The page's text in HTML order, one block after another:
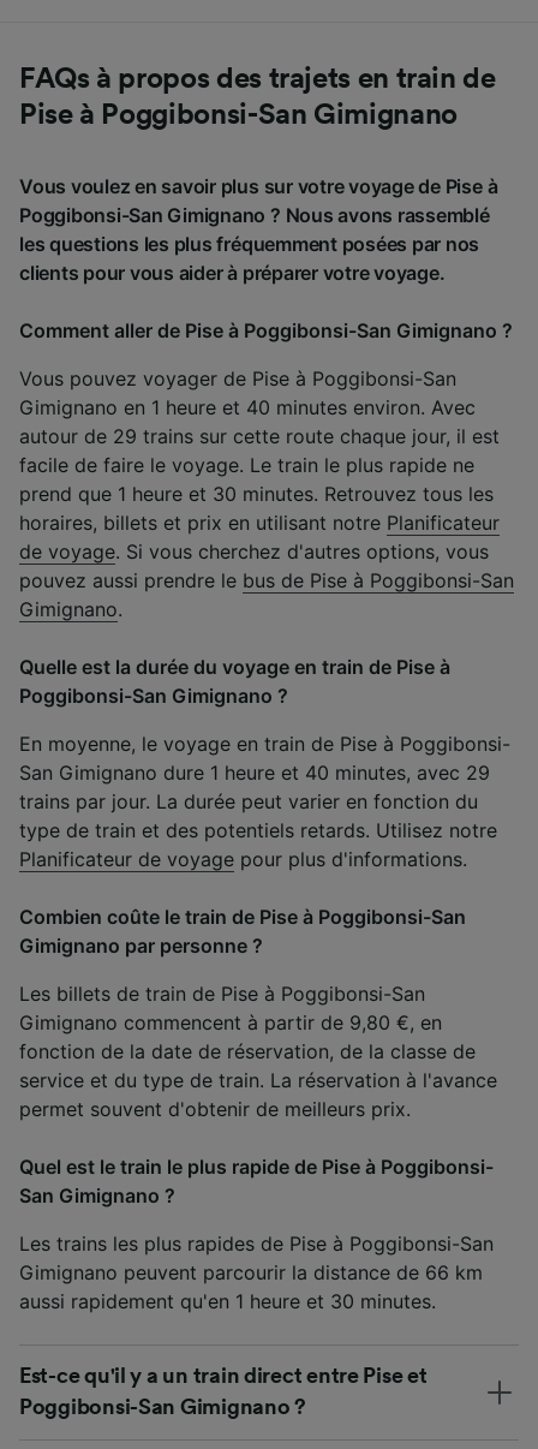
FAQs à propos des trajets en train de
Pise à Poggibonsi-San Gimignano
Vous voulez en savoir plus sur votre voyage de Pise à
Poggibonsi-San Gimignano ? Nous avons rassemblé
les questions les plus fréquemment posées par nos
clients pour vous aider à préparer votre voyage.
Comment aller de Pise à Poggibonsi-San Gimignano ?
Vous pouvez voyager de Pise à Poggibonsi-San
Gimignano en 1 heure et 40 minutes environ. Avec
autour de 29 trains sur cette route chaque jour, il est
facile de faire le voyage. Le train le plus rapide ne
prend que 1 heure et 30 minutes. Retrouvez tous les
horaires, billets et prix en utilisant notre Planificateur
de voyage. Si vous cherchez d'autres options, vous
pouvez aussi prendre le bus de Pise à Poggibonsi-San
Gimignano.
Quelle est la durée du voyage en train de Pise à
Poggibonsi-San Gimignano ?
En moyenne, le voyage en train de Pise à Poggibonsi-
San Gimignano dure 1 heure et 40 minutes, avec 29
trains par jour. La durée peut varier en fonction du
type de train et des potentiels retards. Utilisez notre
Planificateur de voyage pour plus d'informations.
Combien coûte le train de Pise à Poggibonsi-San
Gimignano par personne ?
Les billets de train de Pise à Poggibonsi-San
Gimignano commencent à partir de 9,80 €, en
fonction de la date de réservation, de la classe de
service et du type de train. La réservation à l'avance
permet souvent d'obtenir de meilleurs prix.
Quel est le train le plus rapide de Pise à Poggibonsi-
San Gimignano ?
Les trains les plus rapides de Pise à Poggibonsi-San
Gimignano peuvent parcourir la distance de 66 km
aussi rapidement qu'en 1 heure et 30 minutes.
Est-ce qu'il y a un train direct entre Pise et
Poggibonsi-San Gimignano ?